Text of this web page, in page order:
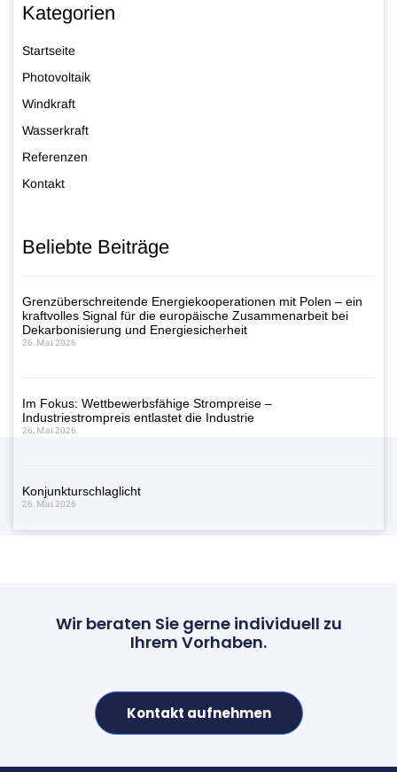
Kategorien
Startseite
Photovoltaik
Windkraft
Wasserkraft
Referenzen
Kontakt
Beliebte Beiträge
Grenzüberschreitende Energiekooperationen mit Polen – ein
kraftvolles Signal für die europäische Zusammenarbeit bei
Dekarbonisierung und Energiesicherheit
26. Mai 2026
Im Fokus: Wettbewerbsfähige Strompreise –
Industriestrompreis entlastet die Industrie
26. Mai 2026
Konjunkturschlaglicht
26. Mai 2026
Wir beraten Sie gerne individuell zu
Ihrem Vorhaben.
Kontakt aufnehmen